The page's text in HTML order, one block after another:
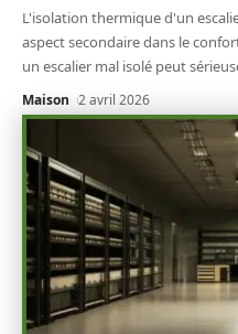
L'isolation thermique d'un
aspect secondaire dans le
un escalier mal isolé peut
Maison 2 avril 2026